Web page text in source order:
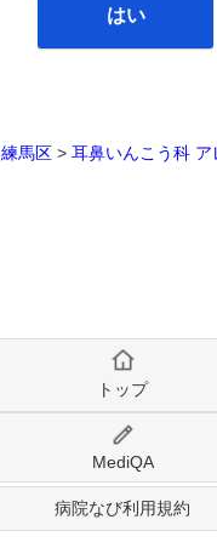
はい
練馬区 > 耳鼻いんこう科 ア
トップ
MediQA
病院なび利用規約